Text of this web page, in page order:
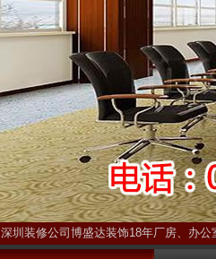
深圳装修公司博盛达装饰18年厂房、办